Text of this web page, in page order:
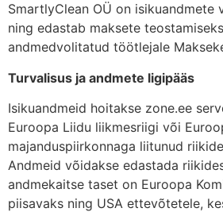
SmartlyClean OÜ on isikuandmete
ning edastab maksete
andmedvolitatud töötlejale
Turvalisus ja andmete ligipääs
Isikuandmeid hoitakse zone.ee
Euroopa Liidu liikmesriigi või
majanduspiirkonnaga liitunud
Andmeid võidakse edastada
andmekaitse taset on Euroopa
piisavaks ning USA ettevõtetele,